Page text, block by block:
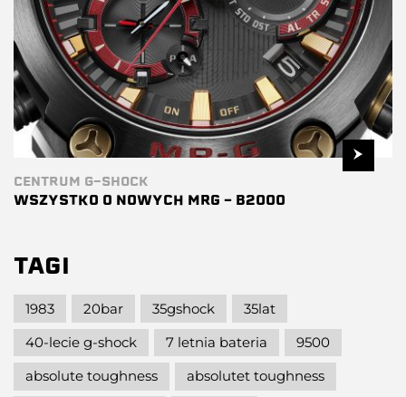
CENTRUM G-SHOCK
WSZYSTKO O NOWYCH MRG – B2000
TAGI
1983 20bar 35gshock
35lat
40-lecie g-shock
7 letnia bateria
9500
absolute toughness
absolutet toughness